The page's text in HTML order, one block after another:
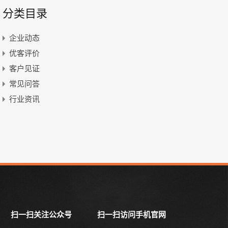
分类目录
企业动态
优客评价
客户见证
常见问答
行业资讯
扫一扫关注公众号 扫一扫访问手机官网